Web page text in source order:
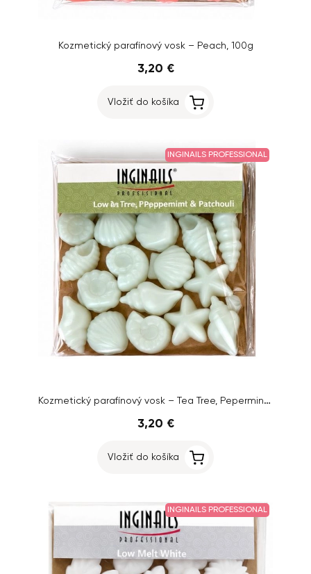
Kozmetický parafínový vosk – Peach, 100g
3,20 €
Vložiť do košíka
INGINAILS PROFESSIONAL
Kozmetický parafínový vosk – Tea Tree, Pepermint & Patchouli, 100g
3,20 €
Vložiť do košíka
INGINAILS PROFESSIONAL